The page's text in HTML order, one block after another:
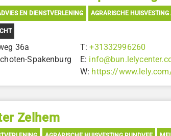
EN DIENSTVERLENING AGRARISCHE HUISVESTING
36a
Spakenburg
T:+31332996260
E:
W: https://
Zelhem